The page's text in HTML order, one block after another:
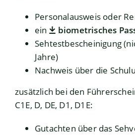
Personalausweis oder
ein
biometrisches
Sehtestbescheinigung
Jahre)
Nachweis über die
zusätzlich bei den
C1E, D, DE, D1, D1E:
Gutachten über das